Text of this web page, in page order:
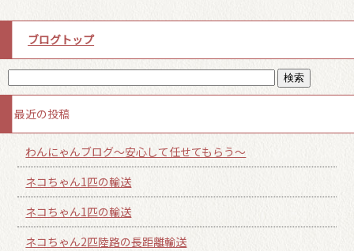
ブログトップ
最近の投稿
わんにゃんブログ～安心して任せてもらう～
ネコちゃん1匹の輸送
ネコちゃん1匹の輸送
ネコちゃん2匹陸路の長距離輸送